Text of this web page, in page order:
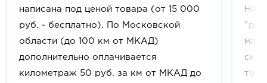
написана под ценой товара (от 15 000
руб. - бесплатно). По Московской
области (до 100 км от МКАД)
дополнительно оплачивается
километраж 50 руб. за км от МКАД до
На